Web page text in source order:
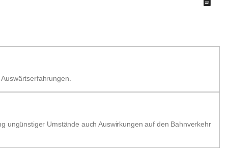
ungünstiger Umstände auch Auswirkungen auf den Bahnverkehr